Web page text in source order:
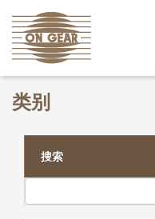
类别
搜索